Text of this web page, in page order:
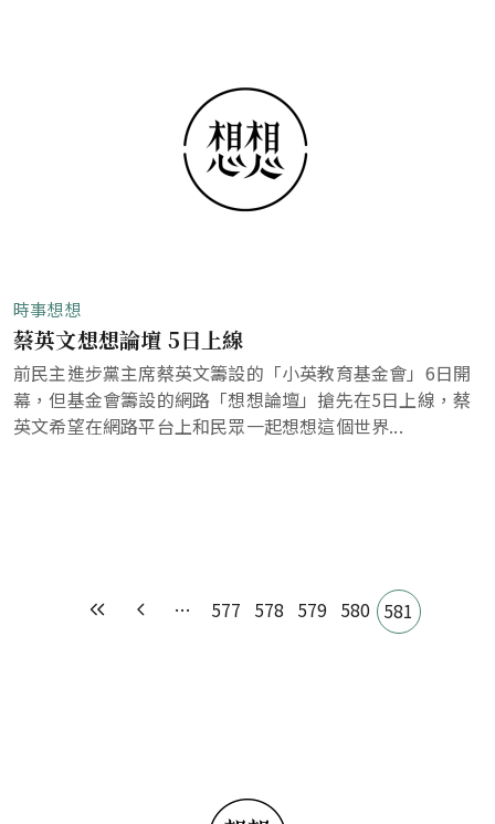
時事想想
蔡英文想想論壇 5日上線
前民主進步黨主席蔡英文籌設的「小英教育基金會」6日開
幕，但基金會籌設的網路「想想論壇」搶先在5日上線，蔡
英文希望在網路平台上和民眾一起想想這個世界...
Pagination … 577 578 579 580 581